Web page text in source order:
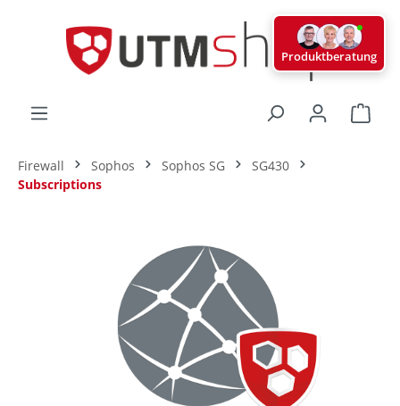
Firewall Sophos Sophos SG
SG430
Subscriptions
Produktberatung